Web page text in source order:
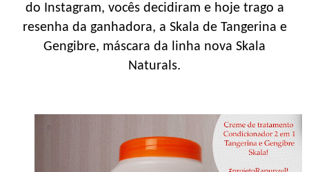
do Instagram, vocês decidiram e hoje trago a
resenha da ganhadora, a Skala de Tangerina e
Gengibre, máscara da linha nova Skala
Naturals.